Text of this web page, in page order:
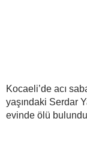
Kocaeli’de acı
yaşındaki Serdar
evinde ölü bulundu